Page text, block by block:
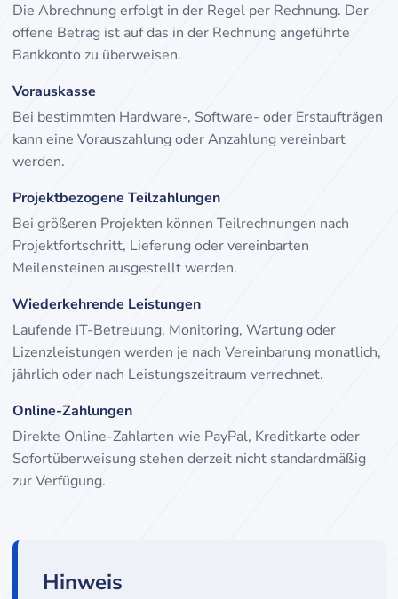
Die Abrechnung erfolgt in der Regel per Rechnung. Der
offene Betrag ist auf das in der Rechnung angeführte
Bankkonto zu überweisen.
Vorauskasse
Bei bestimmten Hardware-, Software- oder Erstaufträgen
kann eine Vorauszahlung oder Anzahlung vereinbart
werden.
Projektbezogene Teilzahlungen
Bei größeren Projekten können Teilrechnungen nach
Projektfortschritt, Lieferung oder vereinbarten
Meilensteinen ausgestellt werden.
Wiederkehrende Leistungen
Laufende IT-Betreuung, Monitoring, Wartung oder
Lizenzleistungen werden je nach Vereinbarung monatlich,
jährlich oder nach Leistungszeitraum verrechnet.
Online-Zahlungen
Direkte Online-Zahlarten wie PayPal, Kreditkarte oder
Sofortüberweisung stehen derzeit nicht standardmäßig
zur Verfügung.
Hinweis